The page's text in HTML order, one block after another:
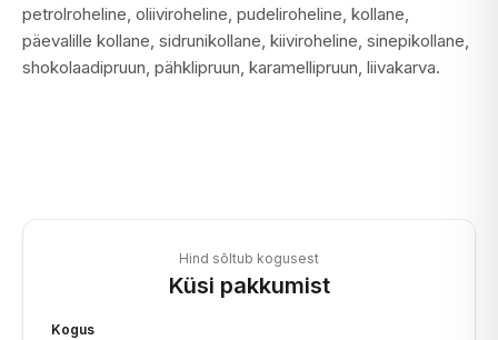
petrolroheline, oliiviroheline, pudeliroheline, kollane,
päevalille kollane, sidrunikollane, kiiviroheline, sinepikollane,
shokolaadipruun, pähklipruun, karamellipruun, liivakarva.
Hind sõltub kogusest
Küsi pakkumist
Kogus